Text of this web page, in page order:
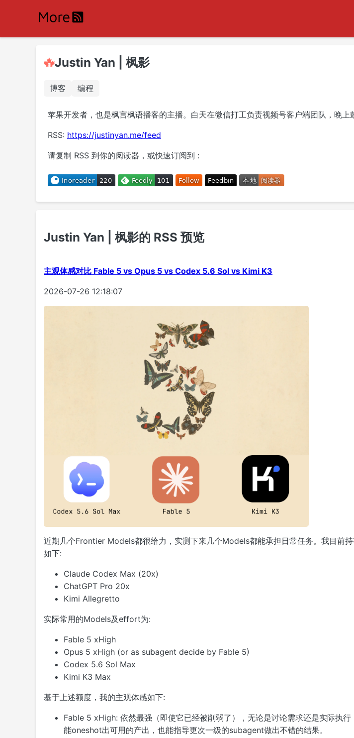
Justin Yan | 枫影
博客 编程
苹果开发者，也是枫言枫语播客的主播。白天在微信打工负责视频号客户端团队，晚上
RSS: https://justinyan.me/feed
请复制 RSS 到你的阅读器，或快速订阅到 :
Justin Yan | 枫影的 RSS 预览
主观体感对比 Fable 5 vs Opus 5 vs Codex 5.6 Sol vs Kimi K3
2026-07-26 12:18:07
近期几个Frontier Models都很给力，实测下来几个Models都能承担日常任务。我目前
如下:
Claude Codex Max (20x)
ChatGPT Pro 20x
Kimi Allegretto
实际常用的Models及effort为:
Fable 5 xHigh
Opus 5 xHigh (or as subagent decide by Fable 5)
Codex 5.6 Sol Max
Kimi K3 Max
基于上述额度，我的主观体感如下:
Fable 5 xHigh: 依然最强（即使它已经被削弱了），无论是讨论需求还是实际执
能oneshot出可用的产出，也能指导更次一级的subagent做出不错的结果。